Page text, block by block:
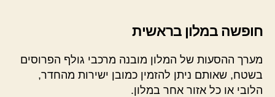
חופשה במלון בראשית
מערך ההסעות של המלון מובנה מרכבי גולף הפרוסים
בשטח, שאותם ניתן להזמין כמובן ישירות מהחדר,
הלובי או כל אזור אחר במלון.